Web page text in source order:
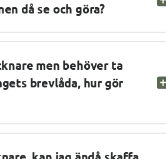
då se och göra?
men behöver ta
brevlåda, hur gör